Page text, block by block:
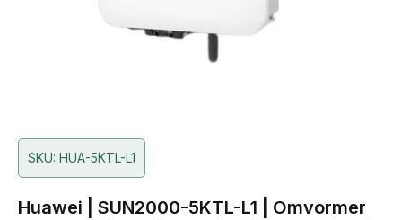
SKU: HUA-5KTL-L1
Huawei | SUN2000-5KTL-L1 | Omvormer